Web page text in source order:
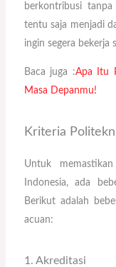
berkontribusi
tentu saja menjadi
ingin segera bekerja
Baca juga :Apa Itu
Masa Depanmu!
Kriteria
Untuk
Indonesia, ada
Berikut adalah
acuan:
1. Akreditasi